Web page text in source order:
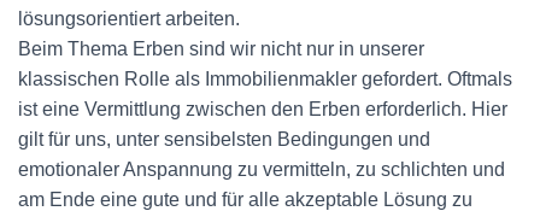
lösungsorientiert arbeiten.
Beim Thema Erben sind wir nicht nur in unserer
klassischen Rolle als Immobilienmakler gefordert. Oftmals
ist eine Vermittlung zwischen den Erben erforderlich. Hier
gilt für uns, unter sensibelsten Bedingungen und
emotionaler Anspannung zu vermitteln, zu schlichten und
am Ende eine gute und für alle akzeptable Lösung zu